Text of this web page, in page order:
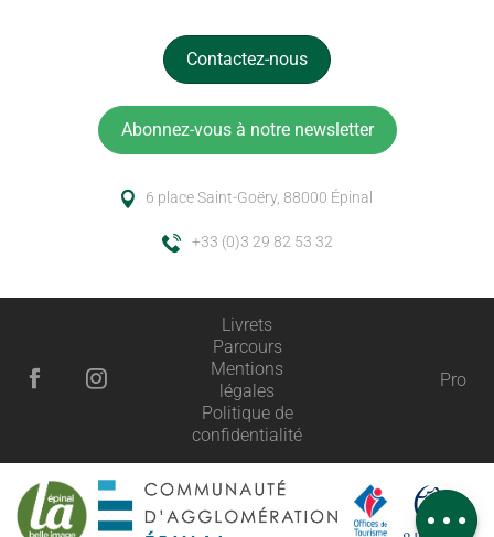
Ouvertures
Avis
Contactez-nous
Abonnez-vous à notre newsletter
6 place Saint-Goëry, 88000 Épinal
+33 (0)3 29 82 53 32
Livrets
Parcours
Mentions
légales
Politique de
confidentialité
Pro